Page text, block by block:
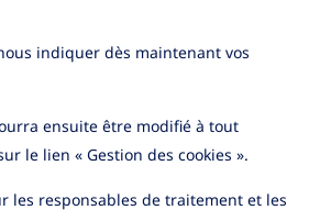
indiquer dès maintenant vos
ensuite être modifié à tout
le lien « Gestion des cookies ».
les responsables de traitement et les